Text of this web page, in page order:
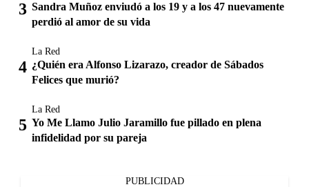
Sandra Muñoz enviudó a los 19 y a los 47 nuevamente
perdió al amor de su vida
La Red
¿Quién era Alfonso Lizarazo, creador de Sábados
Felices que murió?
La Red
Yo Me Llamo Julio Jaramillo fue pillado en plena
infidelidad por su pareja
PUBLICIDAD